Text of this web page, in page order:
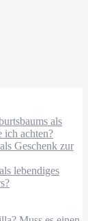
als
ich achten?
Geschenk zur
lebendiges